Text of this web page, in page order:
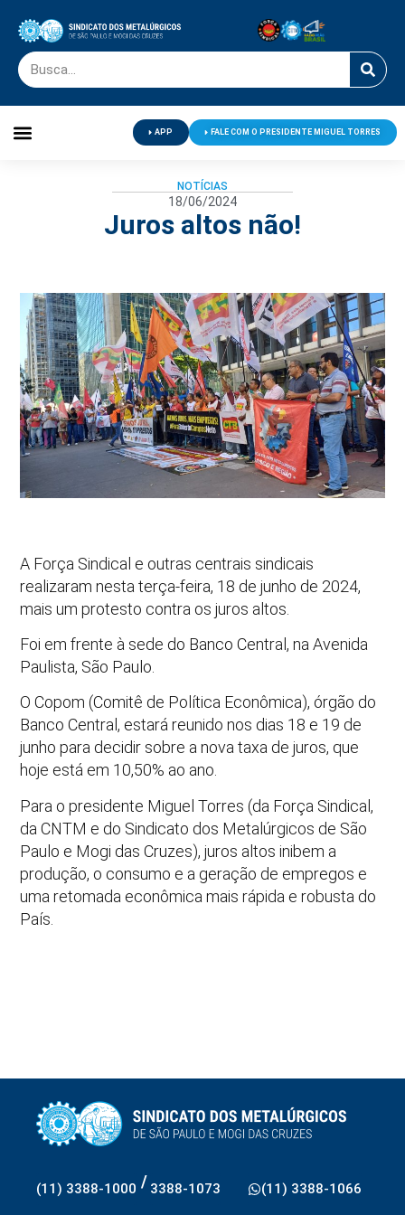
APP FALE COM O PRESIDENTE MIGUEL TORRES
NOTÍCIAS
18/06/2024
Juros altos não!
A Força Sindical e outras centrais sindicais
realizaram nesta terça-feira, 18 de junho de 2024,
mais um protesto contra os juros altos.
Foi em frente à sede do Banco Central, na Avenida
Paulista, São Paulo.
O Copom (Comitê de Política Econômica), órgão do
Banco Central, estará reunido nos dias 18 e 19 de
junho para decidir sobre a nova taxa de juros, que
hoje está em 10,50% ao ano.
Para o presidente Miguel Torres (da Força Sindical,
da CNTM e do Sindicato dos Metalúrgicos de São
Paulo e Mogi das Cruzes), juros altos inibem a
produção, o consumo e a geração de empregos e
uma retomada econômica mais rápida e robusta do
País.
(11) 3388-1000 / 3388-1073 (11) 3388-1066